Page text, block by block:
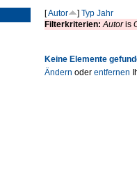
[Autor ] Typ Jahr
Filterkriterien:Autoris
Keine Elemente
Ändern oder entfernen